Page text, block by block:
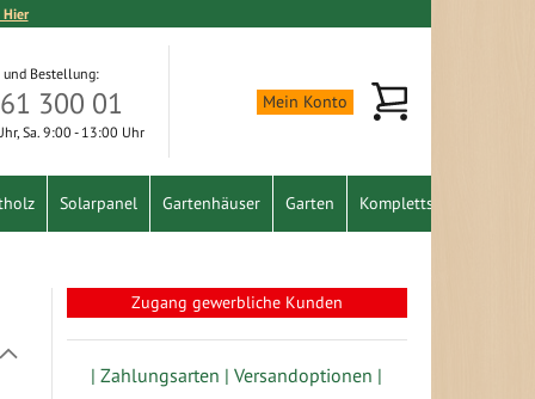
und Bestellung:
300 01
Sa. 9:00 - 13:00 Uhr
Mein Konto Mein Warenkorb
Solarpanel Gartenhäuser Garten Komplettset
absteigender
Zugang gewerbliche Kunden
| Zahlungsarten | Versandoptionen |